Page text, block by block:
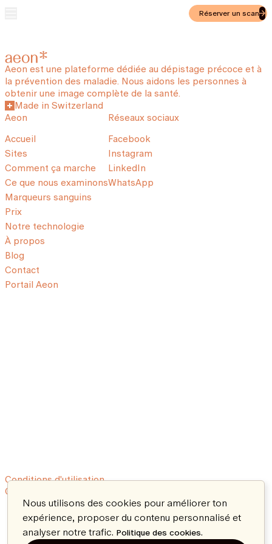
Réserver un scan
Aeon est une plateforme dédiée au dépistage précoce et à
la prévention des maladie. Nous aidons les personnes à
obtenir une image complète de la santé.
Made in Switzerland
Aeon
Accueil
Sites
Comment ça marche
Ce que nous examinons
Marqueurs sanguins
Prix
Notre technologie
À propos
Blog
Contact
Portail Aeon
Réseaux sociaux
Facebook
Instagram
LinkedIn
WhatsApp
Conditions d'utilisation
© 2026 Aeon. Tous droits réservés.
Nous utilisons des cookies pour améliorer ton
expérience, proposer du contenu personnalisé et
analyser notre trafic. Politique des cookies.